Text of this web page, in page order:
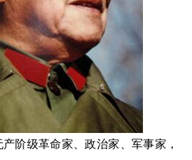
阶级革命家、政治家、军事家，